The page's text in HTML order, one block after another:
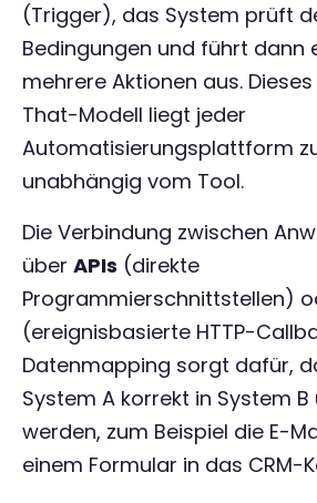
(Trigger), das System prüft
Bedingungen und führt dann
mehrere Aktionen aus.
That-Modell liegt jeder
Automatisierungsplattform
unabhängig vom Tool.
Die Verbindung zwischen
über APIs (direkte
Programmierschnittstellen)
(ereignisbasierte HTTP-
Datenmapping sorgt dafür,
System A korrekt in System
werden, zum Beispiel die E-
einem Formular in das CRM-